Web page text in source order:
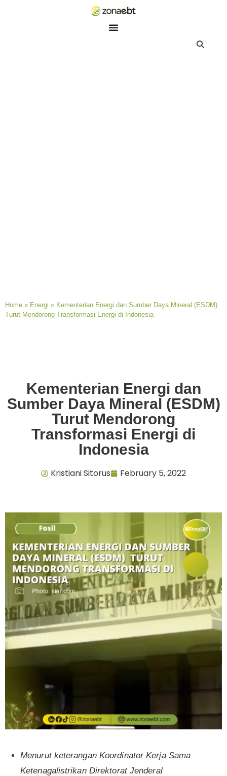
Home » Energi » Kementerian Energi dan Sumber Daya Mineral (ESDM)
Turut Mendorong Transformasi Energi di Indonesia
Kementerian Energi dan
Sumber Daya Mineral (ESDM)
Turut Mendorong
Transformasi Energi di
Indonesia
Kristiani Sitorus February 5, 2022
Menurut keterangan Koordinator Kerja Sama
Ketenagalistrikan Direktorat Jenderal